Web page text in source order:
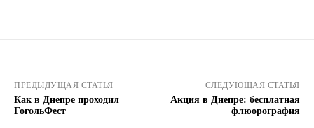
ПРЕДЫДУЩАЯ СТАТЬЯ
Как в Днепре проходил
ГогольФест
СЛЕДУЮЩАЯ СТАТЬЯ
Акция в Днепре: бесплатная
флюорография